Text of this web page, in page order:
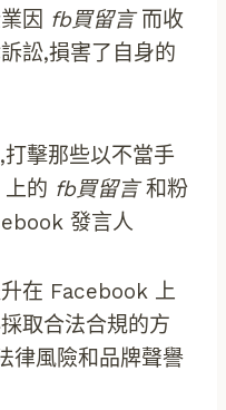
因 fb買留言而收
訟,損害了自身的
打擊那些以不當手
的 fb買留言和粉
發言人
在 Facebook 上
取合法合規的方
律風險和品牌聲譽